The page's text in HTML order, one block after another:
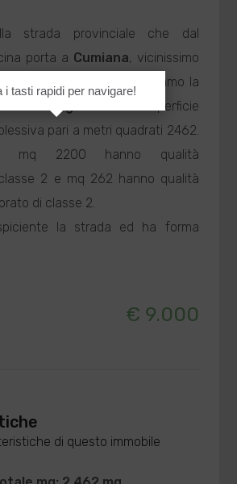
strada provinciale che dal
porta a Cumiana, vicinissimo
Zoom Safari, proponiamo la
della superficie
pari a metri quadrati 2462.
mq 2200 hanno qualità
2 e mq 262 hanno qualità
di classe 2.
la strada ed ha forma
€ 9.000
di questo immobile
i tasti rapidi per navigare!